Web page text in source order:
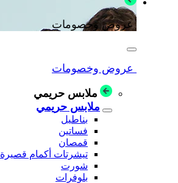
عروض وخصومات
عروض وخصومات
ملابس حريمي
ملابس حريمي
بناطيل
فساتين
قمصان
تيشرتات أكمام قصيرة
شورت
بلوفرات